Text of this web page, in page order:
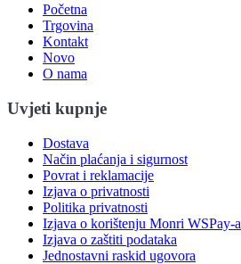
Početna
Trgovina
Kontakt
Novo
O nama
Uvjeti kupnje
Dostava
Način plaćanja i sigurnost
Povrat i reklamacije
Izjava o privatnosti
Politika privatnosti
Izjava o korištenju Monri WSPay-a
Izjava o zaštiti podataka
Jednostavni raskid ugovora